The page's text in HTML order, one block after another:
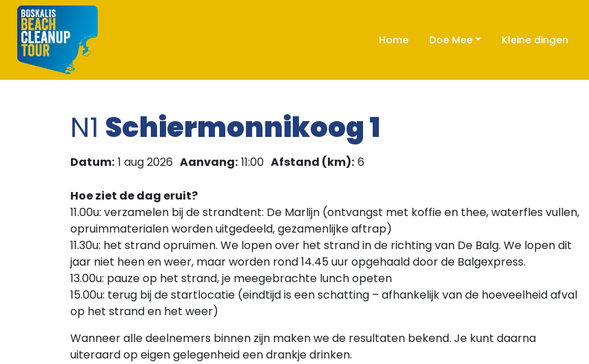
Home Doe Mee Kleine dingen
N1 Schiermonnikoog 1
Datum: 1 aug 2026 Aanvang: 11:00 Afstand (km): 6
Hoe ziet de dag eruit?
11.00u: verzamelen bij de strandtent: De Marlijn (ontvangst met koffie en thee, waterfles vullen,
opruimmaterialen worden uitgedeeld, gezamenlijke aftrap)
11.30u: het strand opruimen. We lopen over het strand in de richting van De Balg. We lopen dit
jaar niet heen en weer, maar worden rond 14.45 uur opgehaald door de Balgexpress.
13.00u: pauze op het strand, je meegebrachte lunch opeten
15.00u: terug bij de startlocatie (eindtijd is een schatting – afhankelijk van de hoeveelheid afval
op het strand en het weer)
Wanneer alle deelnemers binnen zijn maken we de resultaten bekend. Je kunt daarna
uiteraard op eigen gelegenheid een drankje drinken.